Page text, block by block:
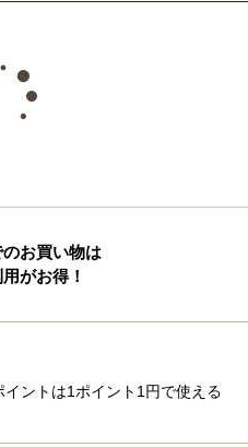
お買い物は
がお得！
ントは1ポイント1円で使える